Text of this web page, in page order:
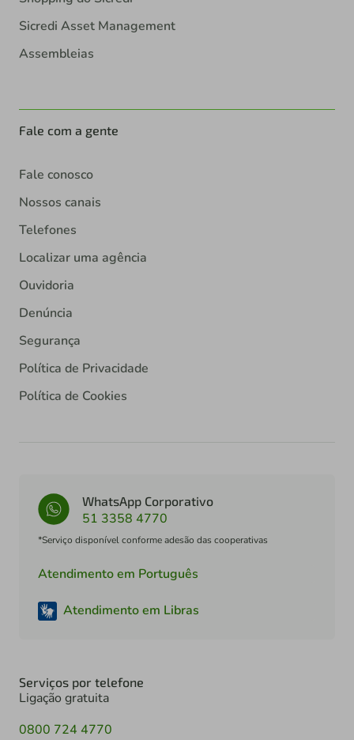
Sicredi Asset Management
Assembleias
Fale com a gente
Fale conosco
Nossos canais
Telefones
Localizar uma agência
Ouvidoria
Denúncia
Segurança
Política de Privacidade
Política de Cookies
WhatsApp Corporativo
51 3358 4770
*Serviço disponível conforme adesão das cooperativas
Atendimento em Português
Atendimento em Libras
Serviços por telefone
Ligação gratuita
0800 724 4770